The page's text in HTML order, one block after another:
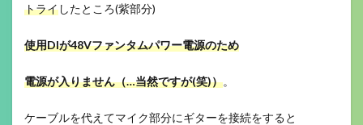
トライしたところ(紫部分)
使用DIが48Vファンタムパワー電源のため
電源が入りません（…当然ですが(笑)）。
ケーブルを代えてマイク部分にギターを接続をすると